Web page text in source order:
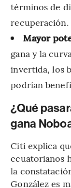
términos de
recuperación.
Mayor
gana y la
invertida, los
podrían
¿Qué
gana
Citi explica
ecuatorianos
la
González es